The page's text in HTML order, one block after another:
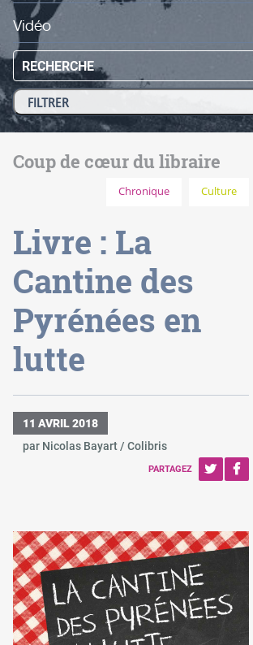
Vidéo
RECHERCHE
Coup de cœur du libraire
Chronique Culture
Livre : La
Cantine des
Pyrénées en
lutte
11 AVRIL 2018
par Nicolas Bayart / Colibris
PARTAGEZ